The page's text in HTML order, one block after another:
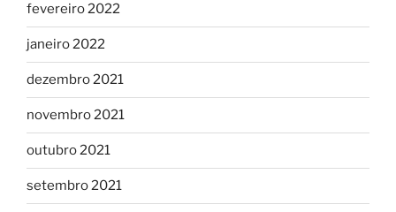
fevereiro 2022
janeiro 2022
dezembro 2021
novembro 2021
outubro 2021
setembro 2021